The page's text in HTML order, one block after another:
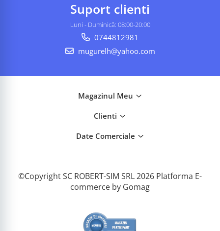
Suport clienti
Luni - Duminică: 08:00-20:00
0744812981
mugurelh@yahoo.com
Magazinul Meu
Clienti
Date Comerciale
©Copyright SC ROBERT-SIM SRL 2026 Platforma E-
commerce by Gomag